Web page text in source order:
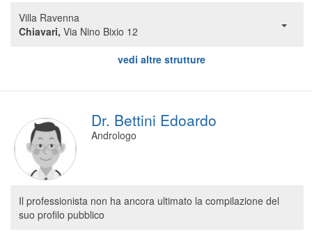
Villa Ravenna
Chiavari, Via Nino Bixio 12
vedi altre strutture
Dr. Bettini Edoardo
Andrologo
Il professionista non ha ancora ultimato la compilazione del
suo profilo pubblico